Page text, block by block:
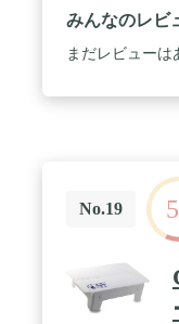
室外での使用
能】折りたたみ
便利です。組み
とがあったら
連絡ください
みんなのレビ
まだレビューは
No.19